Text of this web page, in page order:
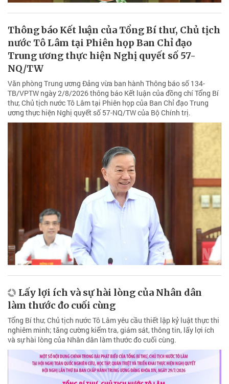
Thông báo Kết luận của Tổng Bí thư, Chủ tịch
nước Tô Lâm tại Phiên họp Ban Chỉ đạo
Trung ương thực hiện Nghị quyết số 57-
NQ/TW
Văn phòng Trung ương Đảng vừa ban hành Thông báo số 134-
TB/VPTW ngày 2/8/2026 thông báo Kết luận của đồng chí Tổng Bí
thư, Chủ tịch nước Tô Lâm tại Phiên họp của Ban Chỉ đạo Trung
ương thực hiện Nghị quyết số 57-NQ/TW của Bộ Chính trị.
Lấy lợi ích và sự hài lòng của Nhân dân
làm thước đo cuối cùng
Tổng Bí thư, Chủ tịch nước Tô Lâm yêu cầu thiết lập kỷ luật thực thi
nghiêm minh; tăng cường kiểm tra, giám sát, thông tin, lấy lợi ích
và sự hài lòng của Nhân dân làm thước đo cuối cùng.